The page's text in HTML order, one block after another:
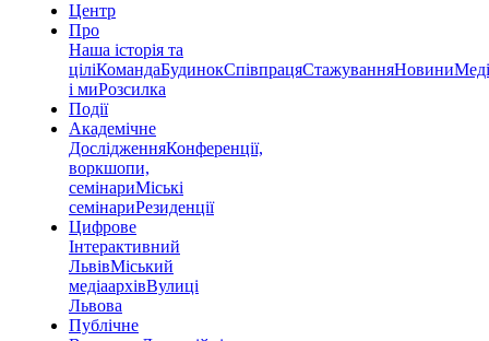
Центр
Про
Наша історія та
ціліКомандаБудинокСпівпрацяСтажуванняНовини
і миРозсилка
Події
Академічне
ДослідженняКонференції,
воркшопи,
семінариМіські
семінариРезиденції
Цифрове
Інтерактивний
ЛьвівМіський
медіаархівВулиці
Львова
Публічне